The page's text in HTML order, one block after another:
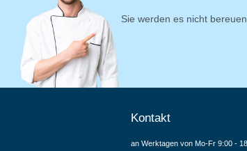
Sie werden es nicht
Kontakt
an Werktagen von Mo-Fr 9:00 -